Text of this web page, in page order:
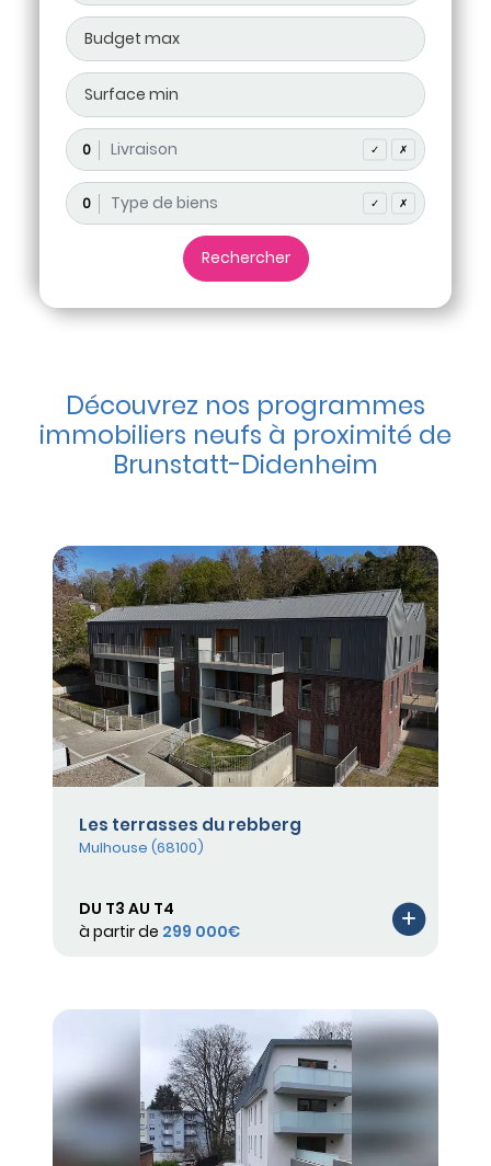
0 ✓ ✗
0 ✓ ✗
Découvrez nos programmes
immobiliers neufs à proximité de
Brunstatt-Didenheim
Les terrasses du rebberg
Mulhouse (68100)
DU T3 AU T4
à partir de 299 000€